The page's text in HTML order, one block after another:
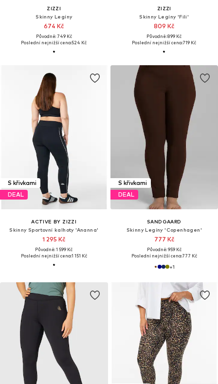
ZIZZI
Skinny Legíny
674 Kč
Původně: 749 Kč
Poslední nejnižší cena:524 Kč
ZIZZI
Skinny Legíny 'Fili'
809 Kč
Původně: 899 Kč
Poslední nejnižší cena:719 Kč
S křivkami
DEAL
ACTIVE BY ZIZZI
Skinny Sportovní kalhoty 'Ananna'
1 295 Kč
Původně: 1 599 Kč
Poslední nejnižší cena:1 151 Kč
S křivkami
DEAL
SANDGAARD
Skinny Legíny 'Copenhagen'
777 Kč
Původně: 959 Kč
Poslední nejnižší cena:777 Kč
+1